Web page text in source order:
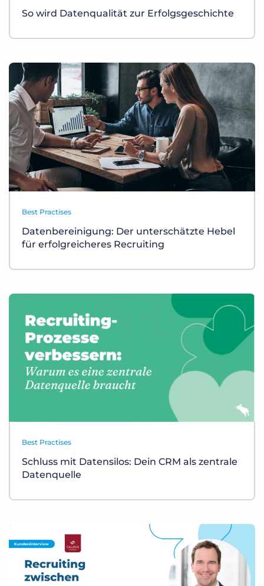
So wird Datenqualität zur Erfolgsgeschichte
Best Practises
Datenbereinigung: Der unterschätzte Hebel
für erfolgreicheres Recruiting
Best Practises
Schluss mit Datensilos: Dein CRM als zentrale
Datenquelle